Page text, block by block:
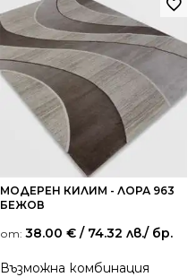
МОДЕРЕН КИЛИМ - ЛОРА 963
БЕЖОВ
от: 38.00 € / 74.32 лв./ бр.
Възможна комбинация